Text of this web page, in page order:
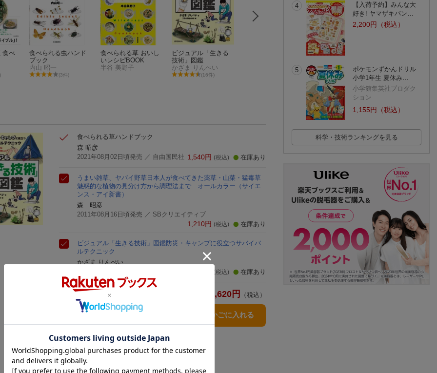
食べ
食べられる虫ハンド
ブック
内山 昭一
(3件)
食べられる草 おいし
いレシピBOOK
半谷 美野子
ビジュアル「生きる
技術」図鑑
かざま りんぺい
(16件)
食べられる野草 採
け方
長野 修平
(2件)
のぶみ（斎藤 信
食べられる草ハンドブック
森 昭彦
2021年08月02日頃発売 ／ 自由国民社 1,540円 (税込) 在庫あり
うまい雑草、ヤバイ野草日本人が食べてきた薬草・山菜・猛毒草
魅惑的な植物の見分け方から調理法まで オールカラー （サイエ
ンス・アイ新書）
森 昭彦
2011年08月16日頃発売 ／ SBクリエイティブ
1,210円 (税込) 在庫あり
ビジュアル「生きる技術」図鑑 防災・キャンプに役立つサバイバ
ルテクニック
かざま りんぺい
(税込) 在庫あり
4,620 円 （税込）
3点とも買い物かごに入れる
4
【入荷予約】みんな大
好き! ヤマザキパン…
2,200円（税込）
5
ポケモンずかんドリル
小学1年生 夏休み…
小学館集英社プロダク
ション
1,155円（税込）
科学・技術ランキングを見る